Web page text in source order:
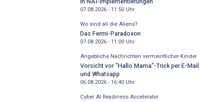
07.08.2026 - 11:50Uhr
Wo sind all die Aliens?
Das Fermi-Paradoxon
07.08.2026 - 11:00Uhr
Angebliche Nachrichten vermeintlicher Kinder
Vorsicht vor "Hallo Mama"-Trick per E-Mail
und Whatsapp
06.08.2026 - 16:40Uhr
Cyber AI Readiness Accelerator